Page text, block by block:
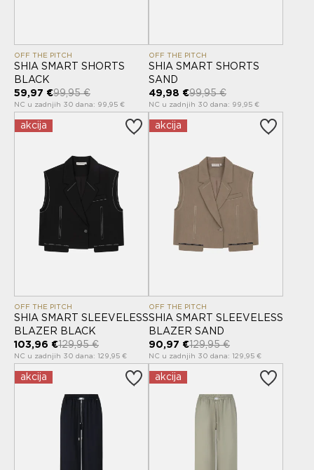
OFF THE PITCH
SHIA SMART SHORTS
BLACK
59,97 €99,95 €
NC u zadnjih 30 dana: 99,95 €
OFF THE PITCH
SHIA SMART SHORTS
SAND
49,98 €99,95 €
NC u zadnjih 30 dana: 99,95 €
akcija
OFF THE PITCH
SHIA SMART SLEEVELESS
BLAZER BLACK
103,96 €129,95 €
NC u zadnjih 30 dana: 129,95 €
akcija
OFF THE PITCH
SHIA SMART SLEEVELESS
BLAZER SAND
90,97 €129,95 €
NC u zadnjih 30 dana: 129,95 €
akcija akcija